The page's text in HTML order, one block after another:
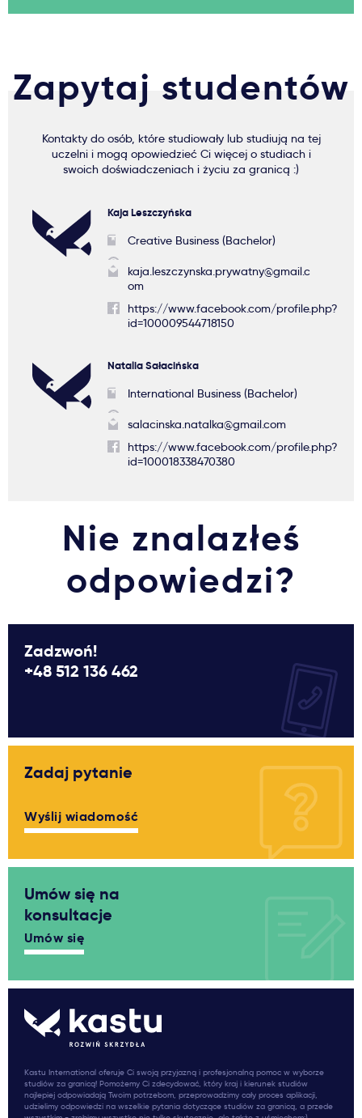
Zapytaj studentów
Kontakty do osób, które studiowały lub studiują na tej
uczelni i mogą opowiedzieć Ci więcej o studiach i
swoich doświadczeniach i życiu za granicą :)
Kaja Leszczyńska
Creative Business (Bachelor)
kaja.leszczynska.prywatny@gmail.c
om
https://www.facebook.com/profile.php?
id=100009544718150
Natalia Sałacińska
International Business (Bachelor)
salacinska.natalka@gmail.com
https://www.facebook.com/profile.php?
id=100018338470380
Nie znalazłeś
odpowiedzi?
Zadzwoń!
+48 512 136 462
Zadaj pytanie
Wyślij wiadomość
Umów się na
konsultacje
Umów się
Kastu International oferuje Ci swoją przyjazną i profesjonalną pomoc w wyborze
studiów za granicą! Pomożemy Ci zdecydować, który kraj i kierunek studiów
najlepiej odpowiadają Twoim potrzebom, przeprowadzimy cały proces aplikacji,
udzielimy odpowiedzi na wszelkie pytania dotyczące studiów za granicą, a przede